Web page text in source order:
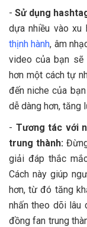
-Sử dụng
dựa nhiều vào xu
thịnh hành, âm
video của bạn
hơn một cách tự
đến niche của
dễ dàng hơn, tăng
- Tương tác với
trung thành:
giải đáp thắc
Cách này giúp
hơn, từ đó tăng
nhấn theo dõi lâu
đồng fan trung